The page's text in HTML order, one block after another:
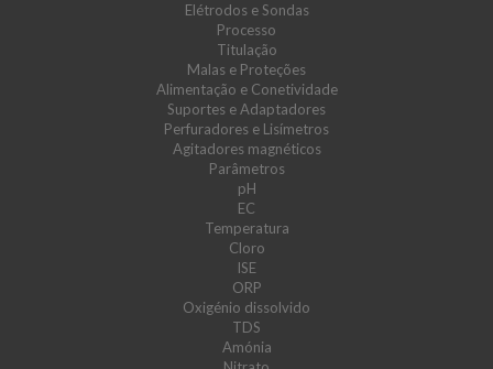
Elétrodos e Sondas
Processo
Titulação
Malas e Proteções
Alimentação e Conetividade
Suportes e Adaptadores
Perfuradores e Lisímetros
Agitadores magnéticos
Parâmetros
pH
EC
Temperatura
Cloro
ISE
ORP
Oxigénio dissolvido
TDS
Amónia